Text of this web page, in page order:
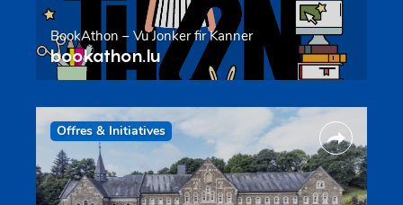
BookAthon – Vu Jonker fir Kanner
bookathon.lu
Offres & Initiatives